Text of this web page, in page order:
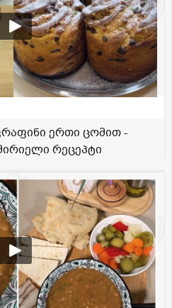
ერთი ცომით -
რეცეპტი